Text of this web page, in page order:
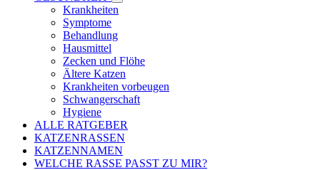
Krankheiten
Symptome
Behandlung
Hausmittel
Zecken und Flöhe
Ältere Katzen
Krankheiten vorbeugen
Schwangerschaft
Hygiene
ALLE RATGEBER
KATZENRASSEN
KATZENNAMEN
WELCHE RASSE PASST ZU MIR?